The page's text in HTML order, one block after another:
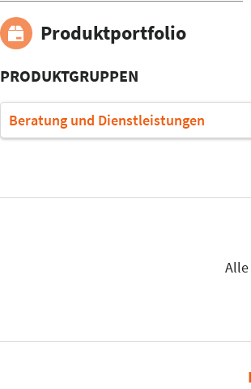
Produktportfolio
PRODUKTGRUPPEN
Beratung und Dienstleistungen